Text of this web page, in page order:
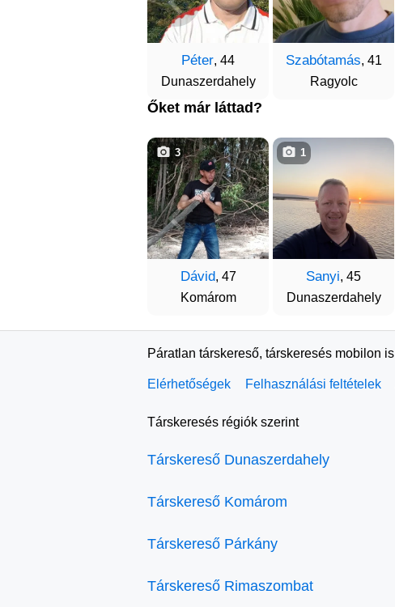
Péter, 44
Dunaszerdahely
Szabótamás, 41
Ragyolc
Őket már láttad?
Dávid, 47
Komárom
3
Sanyi, 45
Dunaszerdahely
1
Páratlan társkereső, társkeresés mobilon is
Elérhetőségek Felhasználási feltételek
Társkeresés régiók szerint
Társkereső Dunaszerdahely
Társkereső Komárom
Társkereső Párkány
Társkereső Rimaszombat